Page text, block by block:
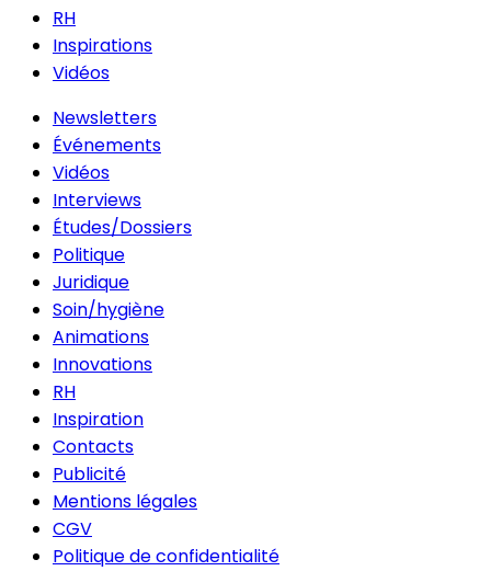
RH
Inspirations
Vidéos
Newsletters
Événements
Vidéos
Interviews
Études/Dossiers
Politique
Juridique
Soin/hygiène
Animations
Innovations
RH
Inspiration
Contacts
Publicité
Mentions légales
CGV
Politique de confidentialité